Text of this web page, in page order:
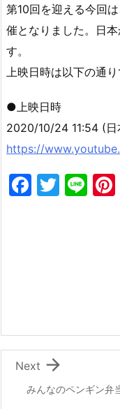
第10回を迎える今回
催となりました。日
す。
上映日時は以下の通
●上映日時
2020/10/24 11:54 (
https://
F
k
T
Li
みんなのペンギン弁

Next